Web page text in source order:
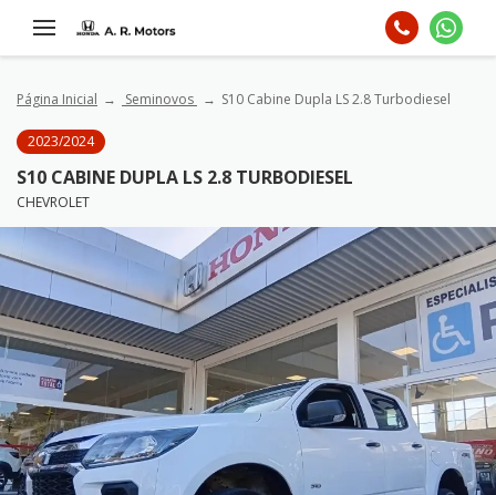
Página Inicial Seminovos S10 Cabine Dupla LS 2.8 Turbodiesel
2023/2024
S10 CABINE DUPLA LS 2.8 TURBODIESEL
CHEVROLET